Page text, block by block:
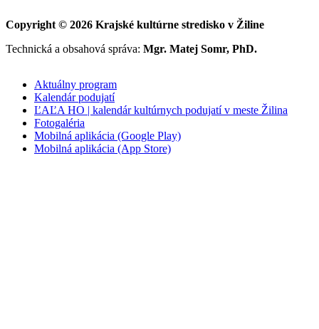
Copyright © 2026 Krajské kultúrne stredisko v Žiline
Technická a obsahová správa: Mgr. Matej Somr, PhD.
Aktuálny program
Kalendár podujatí
ĽAĽA HO | kalendár kultúrnych podujatí v meste Žilina
Fotogaléria
Mobilná aplikácia (Google Play)
Mobilná aplikácia (App Store)